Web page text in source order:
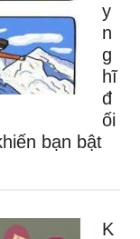
y
n
g
hĩ
đ
ối
bạn bật
K